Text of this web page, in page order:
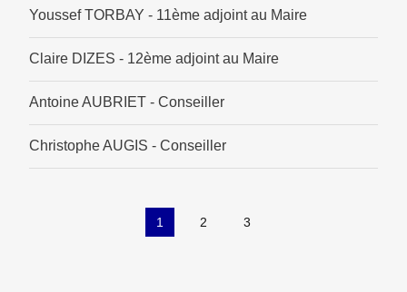
Youssef TORBAY - 11ème adjoint au Maire
Claire DIZES - 12ème adjoint au Maire
Antoine AUBRIET - Conseiller
Christophe AUGIS - Conseiller
1 2 3